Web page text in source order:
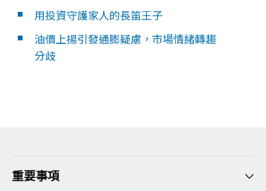
用投資守護家人的長笛王子
油價上揚引發通膨疑慮，市場情緒轉趨
分歧
重要事項